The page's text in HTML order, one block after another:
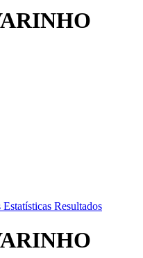
Estatísticas Resultados